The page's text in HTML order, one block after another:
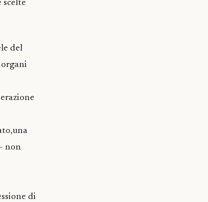
del
organi
non
di